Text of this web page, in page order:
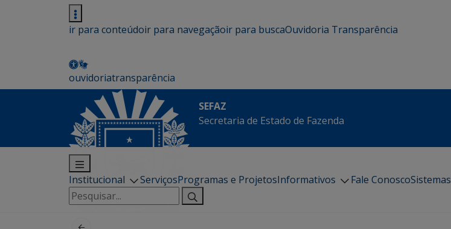
ir para conteúdoir para navegaçãoir para buscaOuvidoria Transparência
ouvidoriatransparência
SEFAZ
Secretaria de Estado de Fazenda
Institucional ServiçosProgramas e ProjetosInformativos Fale ConoscoSistemas
Pesquisar
por: